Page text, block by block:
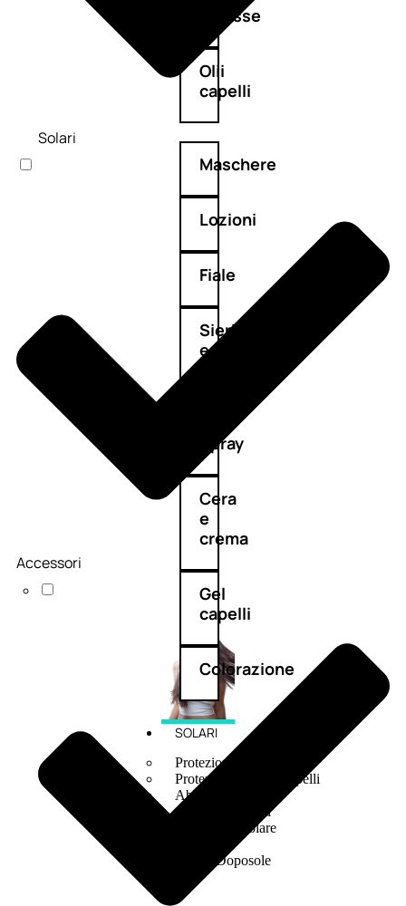
Mousse
Olii
capelli
Maschere
Lozioni
Fiale
Sieri
e
Spray
Cera
e
crema
Gel
capelli
Colorazione
SOLARI
Protezione Solare
Protezione Solare Capelli
Abbronzanti
Autoabbronzanti
Fondotinta Solare
Docce Doposole
Solari
Accessori